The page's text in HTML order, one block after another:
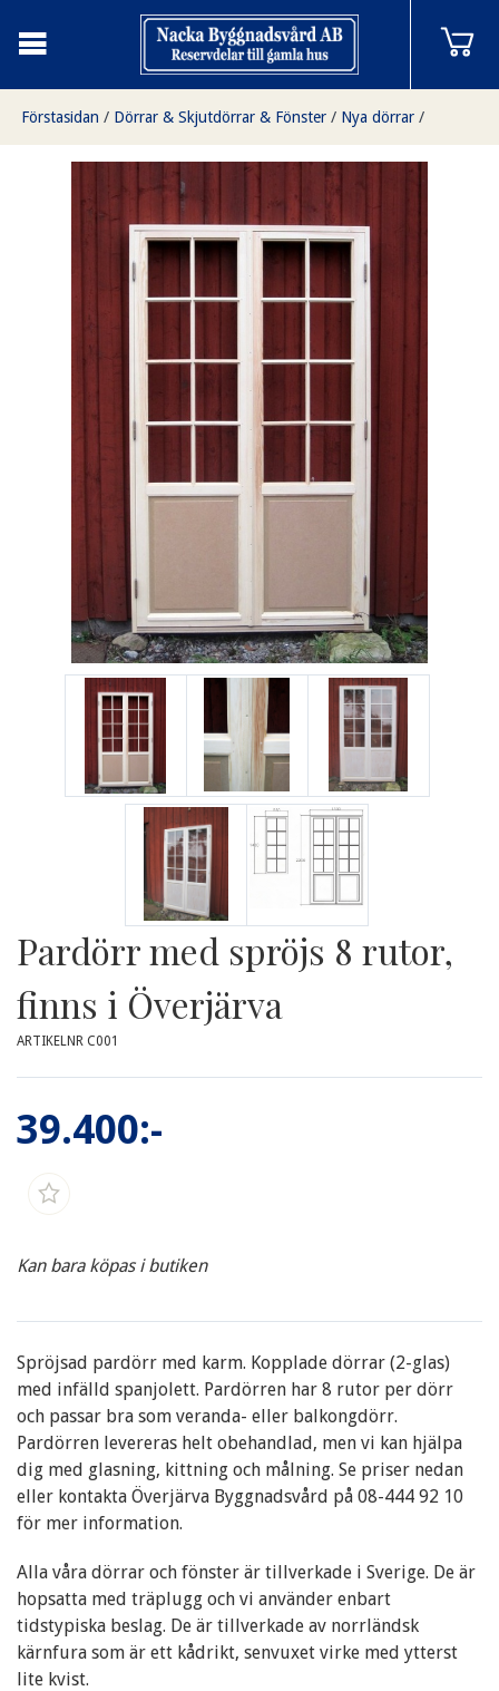
Förstasidan / Dörrar & Skjutdörrar & Fönster / Nya dörrar /
Pardörr med spröjs 8 rutor, finns i Överjärva
Pardörr med spröjs 8 rutor,
finns i Överjärva
ARTIKELNR C001
39.400:-
Kan bara köpas i butiken
Spröjsad pardörr med karm. Kopplade dörrar (2-glas)
med infälld spanjolett. Pardörren har 8 rutor per dörr
och passar bra som veranda- eller balkongdörr.
Pardörren levereras helt obehandlad, men vi kan hjälpa
dig med glasning, kittning och målning. Se priser nedan
eller kontakta Överjärva Byggnadsvård på 08-444 92 10
för mer information.
Alla våra dörrar och fönster är tillverkade i Sverige. De är
hopsatta med träplugg och vi använder enbart
tidstypiska beslag. De är tillverkade av norrländsk
kärnfura som är ett kådrikt, senvuxet virke med ytterst
lite kvist.